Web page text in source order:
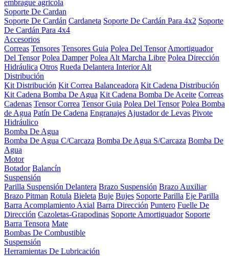
embrague agricola
Soporte De Cardan
Soporte De Cardán Cardaneta Soporte De Cardán Para 4x2 Soporte
De Cardán Para 4x4
Accesorios
Correas Tensores Tensores Guia Polea Del Tensor Amortiguador
Del Tensor Polea Damper Polea Alt Marcha Libre Polea Dirección
Hidráulica Otros Rueda Delantera Interior Alt
Distribución
Kit Distribución Kit Correa Balanceadora Kit Cadena Distribución
Kit Cadena Bomba De Agua Kit Cadena Bomba De Aceite Correas
Cadenas Tensor Correa Tensor Guia Polea Del Tensor Polea Bomba
de Agua Patín De Cadena Engranajes Ajustador de Levas Pivote
Hidráulico
Bomba De Agua
Bomba De Agua C/Carcaza Bomba De Agua S/Carcaza Bomba De
Agua
Motor
Botador Balancín
Suspensión
Parilla Suspensión Delantera Brazo Suspensión Brazo Auxiliar
Brazo Pitman Rotula Bieleta Buje Bujes Soporte Parilla Eje Parilla
Barra Acomplamiento Axial Barra Dirección Puntero Fuelle De
Dirección Cazoletas-Grapodinas Soporte Amortiguador Soporte
Barra Tensora Mate
Bombas De Combustible
Suspensión
Herramientas De Lubricación